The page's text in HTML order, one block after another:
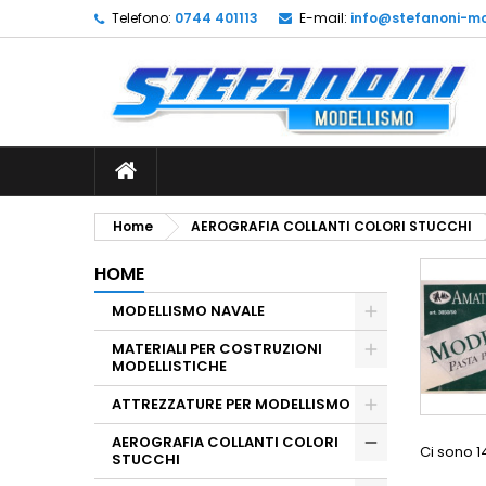
Telefono: 0744 401113 E-mail: info@stefanoni-
Home AEROGRAFIA COLLANTI COLORI STUCCHI
HOME
MODELLISMO NAVALE
MATERIALI PER COSTRUZIONI
MODELLISTICHE
ATTREZZATURE PER MODELLISMO
AEROGRAFIA COLLANTI COLORI
STUCCHI
Ci sono